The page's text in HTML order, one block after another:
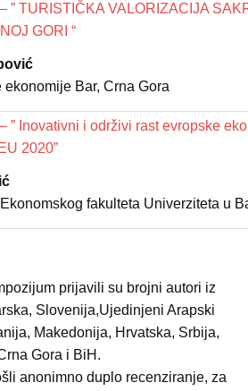
”TURISTIČKA VALORIZACIJA
GORI “
ekonomije Bar, Crna Gora
” Inovativni i održivi rast evropske
2020”
fakulteta Univerziteta u
prijavili su brojni autori iz
Slovenija,Ujedinjeni Arapski
Makedonija, Hrvatska, Srbija,
Gora i BiH.
anonimno duplo recenziranje, za